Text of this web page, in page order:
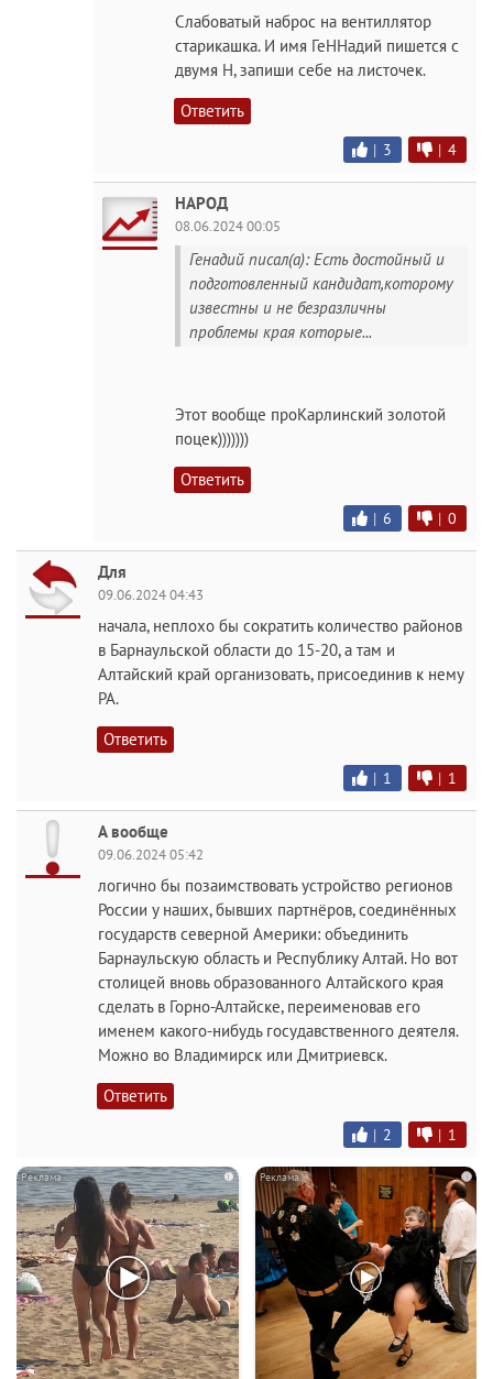
Слабоватый наброс на вентиллятор
старикашка. И имя ГеННадий пишется с
двумя Н, запиши себе на листочек.
Ответить
| 3 | 4
НАРОД
08.06.2024 00:05
Генадий писал(а): Есть достойный и
подготовленный кандидат,которому
известны и не безразличны
проблемы края которые...
Этот вообще проКарлинский золотой
поцек)))))))
Ответить
| 6 | 0
Для
09.06.2024 04:43
начала, неплохо бы сократить количество районов
в Барнаульской области до 15-20, а там и
Алтайский край организовать, присоединив к нему
РА.
Ответить
| 1 | 1
А вообще
09.06.2024 05:42
логично бы позаимствовать устройство регионов
России у наших, бывших партнёров, соединённых
государств северной Америки: объединить
Барнаульскую область и Республику Алтай. Но вот
столицей вновь образованного Алтайского края
сделать в Горно-Алтайске, переименовав его
именем какого-нибудь госудавственного деятеля.
Можно во Владимирск или Дмитриевск.
Ответить
| 2 | 1
i i